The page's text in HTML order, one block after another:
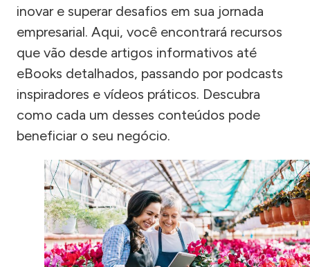
inovar e superar desafios em sua jornada
empresarial. Aqui, você encontrará recursos
que vão desde artigos informativos até
eBooks detalhados, passando por podcasts
inspiradores e vídeos práticos. Descubra
como cada um desses conteúdos pode
beneficiar o seu negócio.